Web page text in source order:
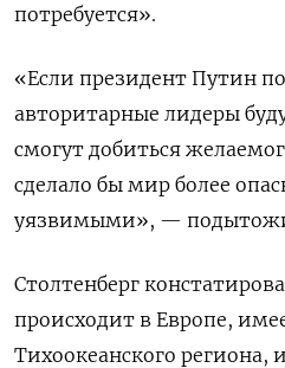
потребуется».
«Если президент Путин
авторитарные лидеры
смогут добиться
сделало бы мир более
уязвимыми», —
Столтенберг
происходит в Европе,
Тихоокеанского региона,